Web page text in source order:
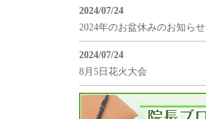
2024/07/24
2024年のお盆休みのお知らせ
2024/07/24
8月5日花火大会